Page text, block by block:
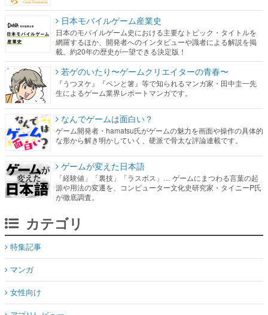
日本モバイルゲーム産業史
日本のモバイルゲーム史における主要なトピック・タイトルを
網羅するほか、開発者へのインタビューや識者による解説を掲
載。約20年の歴史が一望できる決定版！
若ゲのいたり〜ゲームクリエイターの青春〜
『うつヌケ』『ペンと箸』等で知られるマンガ家・田中圭一先
生によるゲーム業界レポートマンガです。
なんでゲームは面白い？
ゲーム開発者・hamatsu氏がゲームの魅力を画面や操作の具体的
な形から解き明かしていく、硬派で骨太な評論連載です。
ゲームが変えた日本語
「経験値」「裏技」「ラスボス」… ゲームにまつわる言葉の起
源や用法の変遷を、コンピューター文化史研究家・タイニーP氏
が徹底調査。
カテゴリ
特集記事
マンガ
女性向け